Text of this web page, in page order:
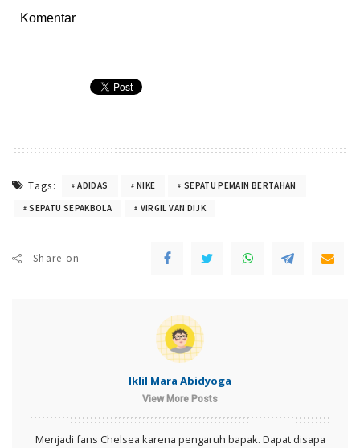
Komentar
Tags: ADIDAS NIKE
SEPATU PEMAIN BERTAHAN
SEPATU SEPAKBOLA
VIRGIL VAN DIJK
Share on
Iklil Mara Abidyoga
View More Posts
Menjadi fans Chelsea karena pengaruh bapak. Dapat disapa